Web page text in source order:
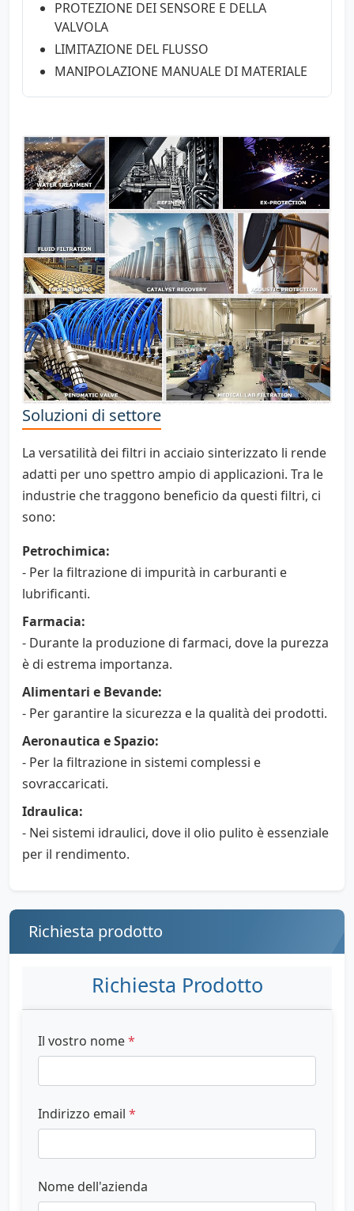
PROTEZIONE DEI SENSORE E DELLA
VALVOLA
LIMITAZIONE DEL FLUSSO
MANIPOLAZIONE MANUALE DI MATERIALE
Soluzioni di settore
La versatilità dei filtri in acciaio sinterizzato li rende
adatti per uno spettro ampio di applicazioni. Tra le
industrie che traggono beneficio da questi filtri, ci
sono:
Petrochimica:
- Per la filtrazione di impurità in carburanti e
lubrificanti.
Farmacia:
- Durante la produzione di farmaci, dove la purezza
è di estrema importanza.
Alimentari e Bevande:
- Per garantire la sicurezza e la qualità dei prodotti.
Aeronautica e Spazio:
- Per la filtrazione in sistemi complessi e
sovraccaricati.
Idraulica:
- Nei sistemi idraulici, dove il olio pulito è essenziale
per il rendimento.
Richiesta prodotto
Richiesta Prodotto
Il vostro nome*
Indirizzo email *
Nome dell'azienda